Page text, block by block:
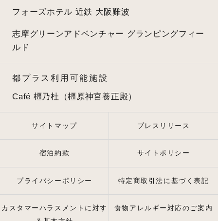
フォーズホテル 近鉄 大阪難波
志摩グリーンアドベンチャー グランピングフィー
ルド
都プラス利用可能施設
Café 橿乃杜（橿原神宮養正殿）
サイトマップ プレスリリース
宿泊約款 サイトポリシー
プライバシーポリシー 特定商取引法に基づく表記
カスタマーハラスメントに対す
食物アレルギー対応のご案内